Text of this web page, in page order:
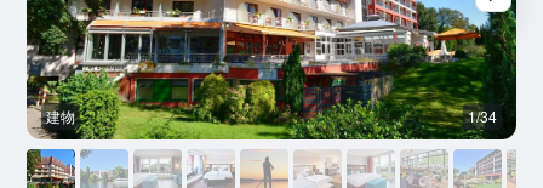
建物 1/34